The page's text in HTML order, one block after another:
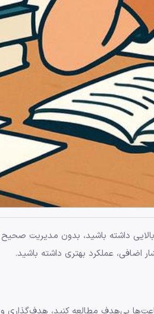
داشته باشید، بدون مدیریت صحیح
اضافی، عملکرد بهتری داشته باشید.